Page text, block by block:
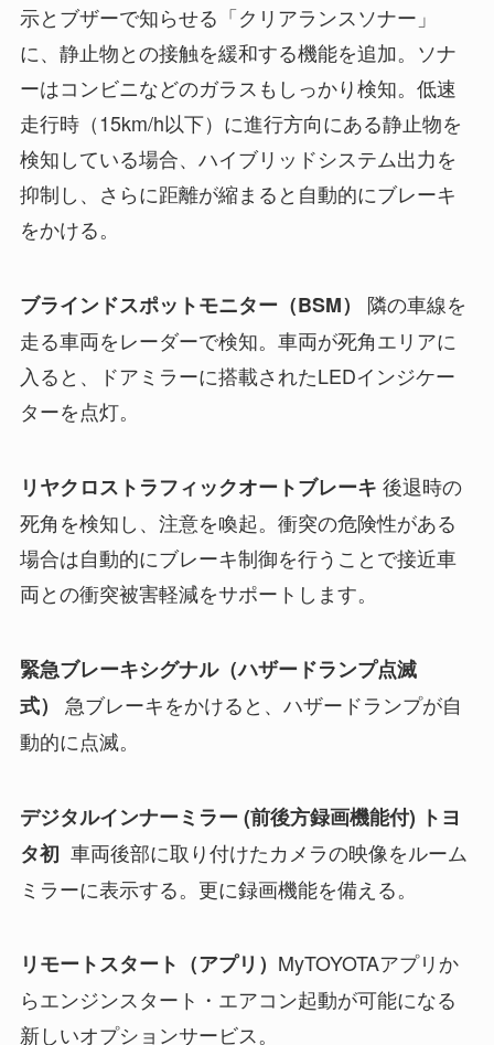
示とブザーで知らせる「クリアランスソナー」
に、静止物との接触を緩和する機能を追加。ソナ
ーはコンビニなどのガラスもしっかり検知。低速
走行時（15km/h以下）に進行方向にある静止物を
検知している場合、ハイブリッドシステム出力を
抑制し、さらに距離が縮まると自動的にブレーキ
をかける。
ブラインドスポットモニター（BSM） 隣の車線を
走る車両をレーダーで検知。車両が死角エリアに
入ると、ドアミラーに搭載されたLEDインジケー
ターを点灯。
リヤクロストラフィックオートブレーキ 後退時の
死角を検知し、注意を喚起。衝突の危険性がある
場合は自動的にブレーキ制御を行うことで接近車
両との衝突被害軽減をサポートします。
緊急ブレーキシグナル（ハザードランプ点滅
式） 急ブレーキをかけると、ハザードランプが自
動的に点滅。
デジタルインナーミラー (前後方録画機能付) トヨ
タ初 車両後部に取り付けたカメラの映像をルーム
ミラーに表示する。更に録画機能を備える。
リモートスタート（アプリ） MyTOYOTAアプリか
らエンジンスタート・エアコン起動が可能になる
新しいオプションサービス。